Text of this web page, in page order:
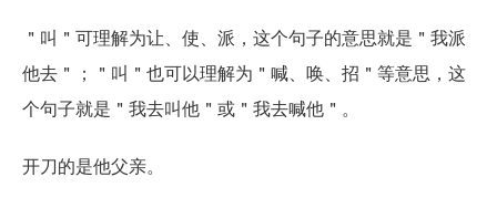
＂叫＂可理解为让、使、派，这个句子的意思就是＂我派
他去＂；＂叫＂也可以理解为＂喊、唤、招＂等意思，这
个句子就是＂我去叫他＂或＂我去喊他＂。
开刀的是他父亲。